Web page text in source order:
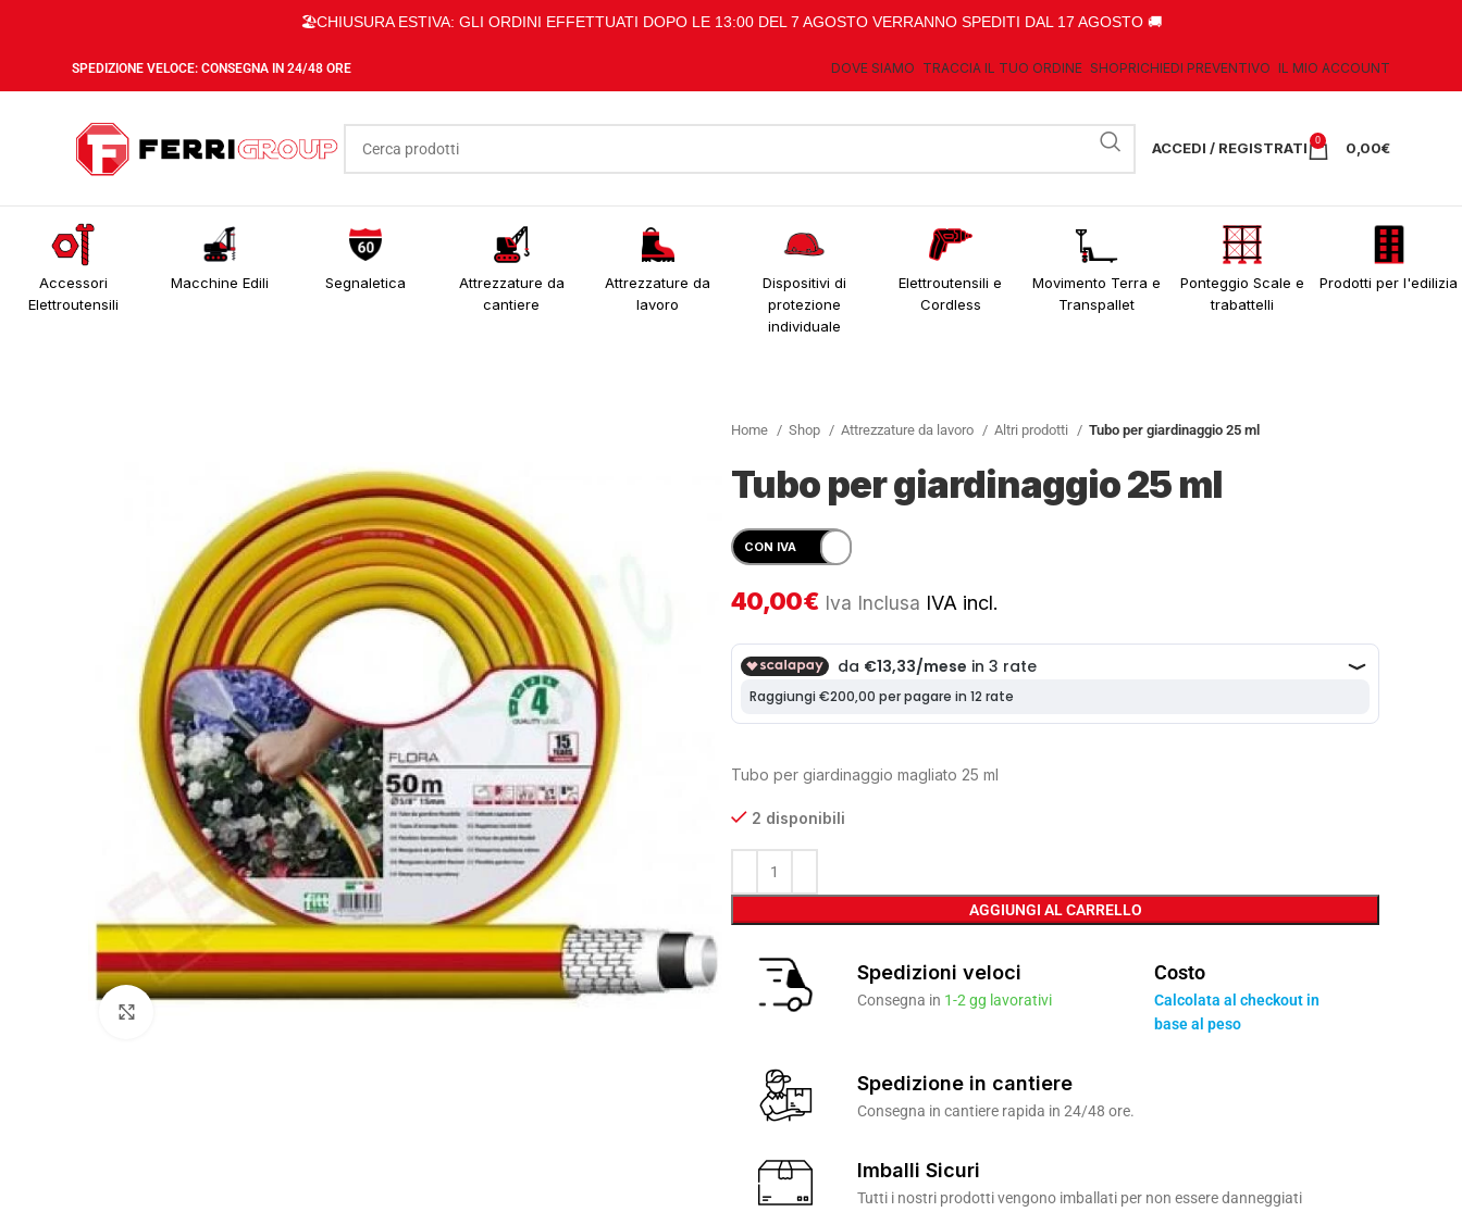
🏖️CHIUSURA ESTIVA: GLI ORDINI EFFETTUATI DOPO LE 13:00 DEL 7 AGOSTO VERRANNO SPEDITI DAL 17 AGOSTO 🚚
SPEDIZIONE VELOCE: CONSEGNA IN 24/48 ORE DOVE SIAMO TRACCIA IL TUO ORDINE SHOPRICHIEDI PREVENTIVO IL MIO ACCOUNT
ACCEDI / REGISTRATI 0 0,00€
Accessori
Elettroutensili
Macchine Edili Segnaletica
Attrezzature da
cantiere
Attrezzature da
lavoro
Dispositivi di
protezione
individuale
Elettroutensili e
Cordless
Movimento Terra e
Transpallet
Ponteggio Scale e
trabattelli
Prodotti per l'edilizia
Home Shop Attrezzature da lavoro Altri prodotti Tubo per giardinaggio 25 ml
Tubo per giardinaggio 25 ml
40,00€ Iva Inclusa IVA incl.
Tubo per giardinaggio magliato 25 ml
2 disponibili
AGGIUNGI AL CARRELLO
Spedizioni veloci
Consegna in 1-2 gg lavorativi
Costo
Calcolata al checkout in
base al peso
Spedizione in cantiere
Consegna in cantiere rapida in 24/48 ore.
Imballi Sicuri
Tutti i nostri prodotti vengono imballati per non essere danneggiati